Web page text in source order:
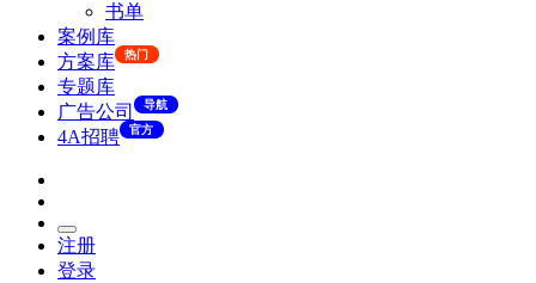
书单
案例库
方案库
热门
专题库
广告公司
导航
4A招聘 官方
注册
登录